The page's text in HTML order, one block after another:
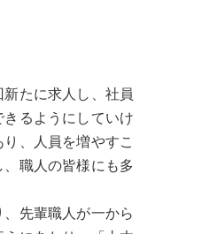
たに求人し、社員
るようにしていけ
、人員を増やすこ
職人の皆様にも多
先輩職人が一から